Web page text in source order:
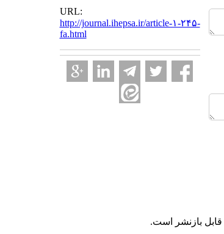
URL:
http://journal.ihepsa.ir/article-۱-۲۴۵-
fa.html
قابل بازنشر است.